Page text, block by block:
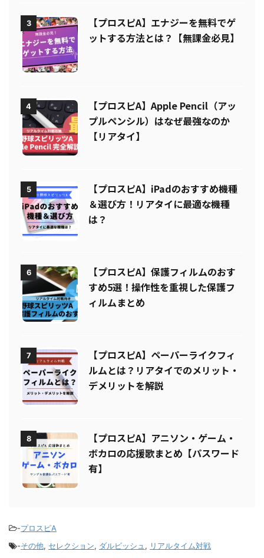
3
【プロスピA】エナジーを無料でゲ
ットする方法とは？【無課金必見】
4
【プロスピA】Apple Pencil（アッ
プルペンシル）はなぜ最強なのか
【リアタイ】
5
【プロスピA】iPadのおすすめ機種
＆選び方！リアタイに最適な機種
は？
6
【プロスピA】保護フィルムのおす
すめ5選！操作性を重視した保護フ
ィルムまとめ
7
【プロスピA】ペーパーライクフィ
ルムとは？リアタイでのメリット・
デメリットを解説
8
【プロスピA】アニソン・ゲーム・
ボカロの応援歌まとめ【パスワード
有】
-プロスピA
-その他, セレクション, ダルビッシュ , リアルタイム対戦